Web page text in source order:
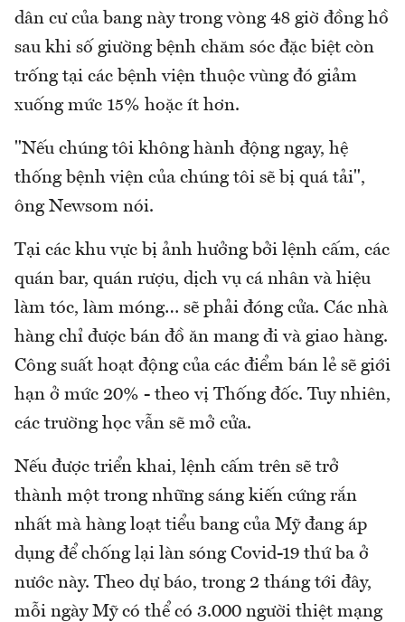
dân cư của bang này trong vòng 48 giờ đồng hồ
sau khi số giường bệnh chăm sóc đặc biệt còn
trống tại các bệnh viện thuộc vùng đó giảm
xuống mức 15% hoặc ít hơn.
"Nếu chúng tôi không hành động ngay, hệ
thống bệnh viện của chúng tôi sẽ bị quá tải",
ông Newsom nói.
Tại các khu vực bị ảnh hưởng bởi lệnh cấm, các
quán bar, quán rượu, dịch vụ cá nhân và hiệu
làm tóc, làm móng… sẽ phải đóng cửa. Các nhà
hàng chỉ được bán đồ ăn mang đi và giao hàng.
Công suất hoạt động của các điểm bán lẻ sẽ giới
hạn ở mức 20% - theo vị Thống đốc. Tuy nhiên,
các trường học vẫn sẽ mở cửa.
Nếu được triển khai, lệnh cấm trên sẽ trở
thành một trong những sáng kiến cứng rắn
nhất mà hàng loạt tiểu bang của Mỹ đang áp
dụng để chống lại làn sóng Covid-19 thứ ba ở
nước này. Theo dự báo, trong 2 tháng tới đây,
mỗi ngày Mỹ có thể có 3.000 người thiệt mạng